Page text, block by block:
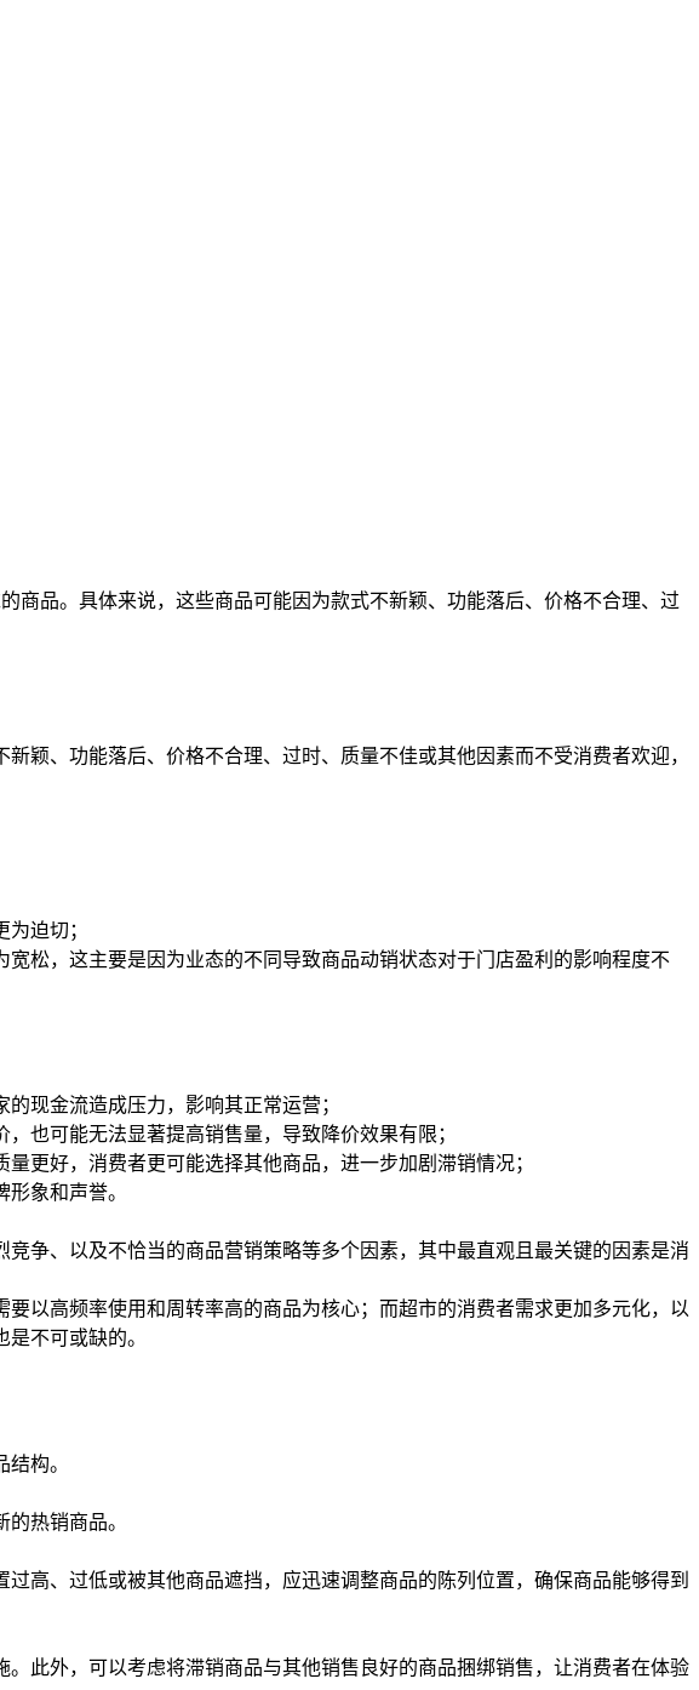
商品。具体来说，这些商品可能因为款式不新颖、功能落后、价格不合理、过
颖、功能落后、价格不合理、过时、质量不佳或其他因素而不受消费者欢迎，
迫切；
松，这主要是因为业态的不同导致商品动销状态对于门店盈利的影响程度不
现金流造成压力，影响其正常运营；
也可能无法显著提高销售量，导致降价效果有限；
更好，消费者更可能选择其他商品，进一步加剧滞销情况；
象和声誉。
争、以及不恰当的商品营销策略等多个因素，其中最直观且最关键的因素是消
以高频率使用和周转率高的商品为核心；而超市的消费者需求更加多元化，以
不可或缺的。
构。
热销商品。
高、过低或被其他商品遮挡，应迅速调整商品的陈列位置，确保商品能够得到
此外，可以考虑将滞销商品与其他销售良好的商品捆绑销售，让消费者在体验